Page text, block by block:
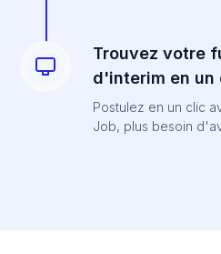
Trouvez votre
d'interim en un
Postulez en un clic
Job, plus besoin